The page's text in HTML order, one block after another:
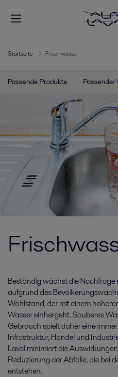
Startseite Frischwasser
Passende Produkte Passender
Beständig wächst die Nachfrage
aufgrund des
Wohlstand, der mit einem
Wasser einhergeht. Sauberes
Gebrauch spielt daher eine
Infrastruktur, Handel und
Laval minimiert die
Reduzierung der Abfälle, die bei
entstehen.